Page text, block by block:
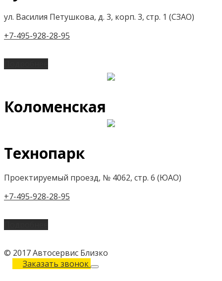
ул. Василия Петушкова, д. 3, корп. 3, стр. 1 (СЗАО)
+7-495-928-28-95
Коломенская
Технопарк
Проектируемый проезд, № 4062, стр. 6 (ЮАО)
+7-495-928-28-95
© 2017 Автосервис Близко
Заказать звонок